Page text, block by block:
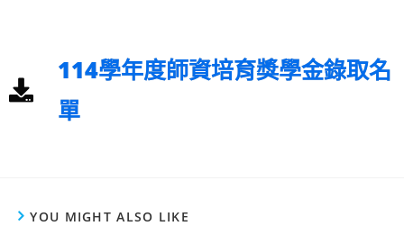
114學年度師資培育獎學金錄取名
單
YOU MIGHT ALSO LIKE